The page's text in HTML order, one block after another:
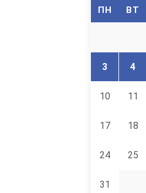
ПН ВТ
3 4
10 11
17 18
24 25
31